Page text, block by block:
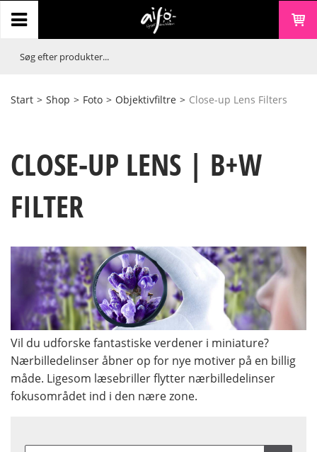
Start > Shop > Foto > Objektivfiltre > Close-up Lens Filters
CLOSE-UP LENS | B+W
FILTER
Vil du udforske fantastiske verdener i miniature?
Nærbilledelinser åbner op for nye motiver på en billig
måde. Ligesom læsebriller flytter nærbilledelinser
fokusområdet ind i den nære zone.